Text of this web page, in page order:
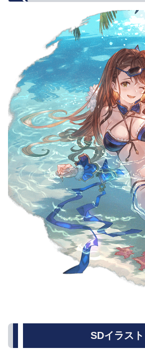
SDイラスト